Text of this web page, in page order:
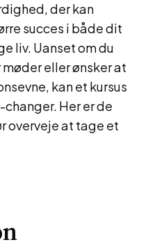
der kan
succes i både dit
liv. Uanset om du
eller ønsker at
kan et kursus
Her er de
overveje at tage et